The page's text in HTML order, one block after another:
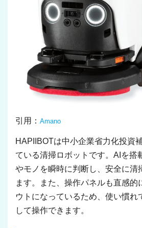
引用： Amano
HAPIIBOTは中小企業省力化投資
ている清掃ロボットです。AIを搭
やモノを瞬時に判断し、安全に清
ます。また、操作パネルも直感的
ウトになっているため、使い慣れ
して操作できます。